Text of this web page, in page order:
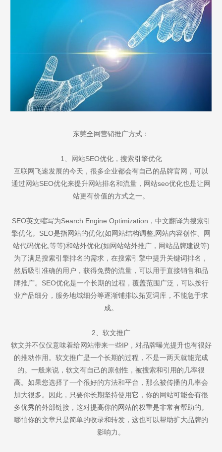
东莞全网营销推广方式：
1、网站SEO优化，搜索引擎优化
互联网飞速发展的今天，很多企业都会有自己的品牌官网，可以
通过网站SEO优化来提升网站排名和流量，网站seo优化也是让网
站更有价值的方式之一。
SEO英文缩写为Search Engine Optimization，中文翻译为搜索引
擎优化。SEO是指网站的优化(如网站结构调整,网站内容创作、网
站代码优化,等等)和站外优化(如网站站外推广，网站品牌建设等)
为了满足搜索引擎排名的需求，在搜索引擎中提升关键词排名，
然后吸引准确的用户，获得免费的流量，可以用于直接销售和品
牌推广。SEO优化是一个长期的过程，覆盖范围广泛，可以按行
业产品细分，服务地域细分等逐渐铺排以拓宽词库，不能急于求
成。
2、软文推广
软文并不仅仅意味着给网站带来一些IP，对品牌曝光提升也有很好
的推动作用。软文推广是一个长期的过程，不是一两天就能完成
的。一般来说，软文有自己的原创性，被搜索和引用的几率很
高。如果您选择了一个很好的方法和平台，那么被传播的几率会
加大很多。因此，只要你长期坚持使用它，你的网站可能会有很
多优秀的外部链接，这对提高你的网站的权重是非常有帮助的。
哪怕你的文章只是简单的收录和转发，这也可以帮助扩大品牌的
影响力。